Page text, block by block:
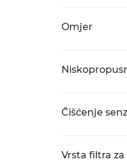
Omjer
Čišćenje
Vrsta filtra za